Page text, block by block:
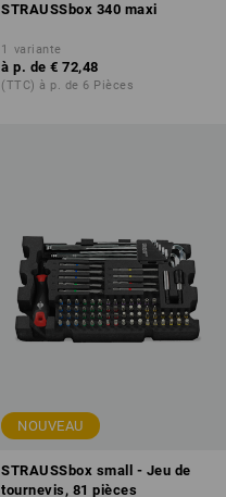
STRAUSSbox 340 maxi
1 variante
à p. de € 72,48
(TTC) à p. de 6 Pièces
NOUVEAU
STRAUSSbox small - Jeu de
tournevis, 81 pièces